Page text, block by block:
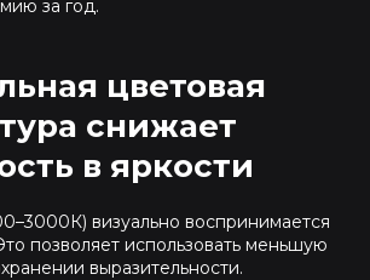
за год.
цветовая
снижает
в яркости
визуально воспринимается
позволяет использовать меньшую
выразительности.